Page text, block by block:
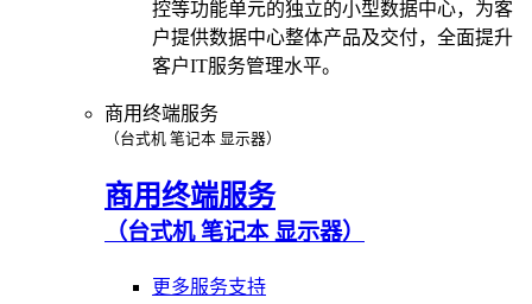
控等功能单元的独立的小型数据中心，为客
户提供数据中心整体产品及交付，全面提升
客户IT服务管理水平。
商用终端服务
（台式机 笔记本 显示器）
商用终端服务
（台式机 笔记本 显示器）
更多服务支持